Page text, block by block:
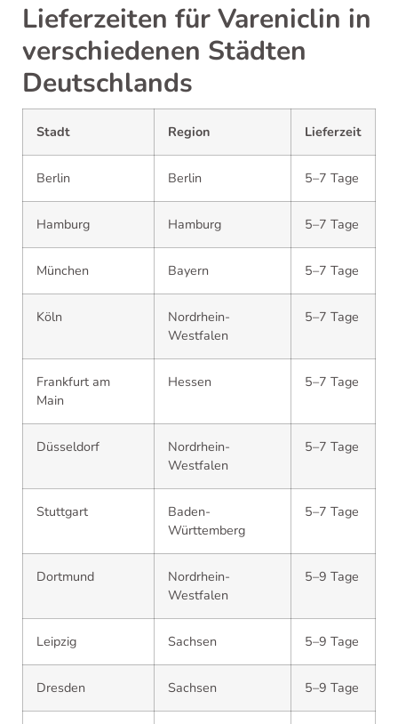
Lieferzeiten für Vareniclin in
verschiedenen Städten
Deutschlands
Stadt Region Lieferzeit
Berlin Berlin 5–7 Tage
Hamburg Hamburg 5–7 Tage
München Bayern 5–7 Tage
Köln
Nordrhein-
Westfalen
5–7 Tage
Frankfurt am
Main
Hessen 5–7 Tage
Düsseldorf
Nordrhein-
Westfalen
5–7 Tage
Stuttgart
Baden-
Württemberg
5–7 Tage
Dortmund
Nordrhein-
Westfalen
5–9 Tage
Leipzig Sachsen 5–9 Tage
Dresden Sachsen 5–9 Tage